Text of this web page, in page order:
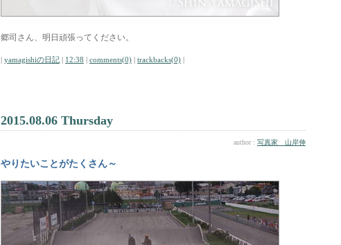
郷司さん、明日頑張ってください。
| yamagishiの日記 | 12:38 | comments(0) | trackbacks(0) |
2015.08.06 Thursday
author : 写真家 山岸伸
やりたいことがたくさん～